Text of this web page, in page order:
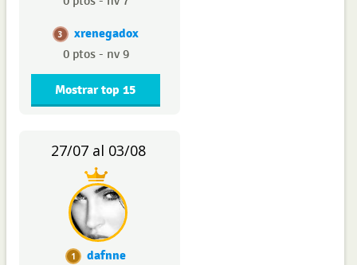
3 xrenegadox
0 ptos - nv 9
Mostrar top 15
27/07 al 03/08
1
dafnne